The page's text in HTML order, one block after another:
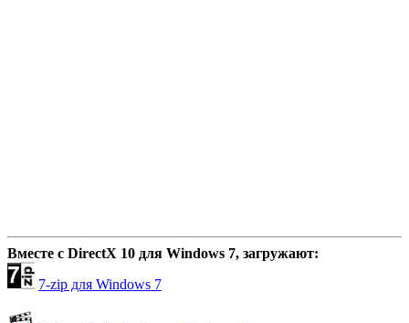
Вместе с DirectX 10 для Windows 7, загружают:
7-zip для Windows 7